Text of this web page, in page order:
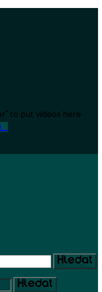
to put videos here